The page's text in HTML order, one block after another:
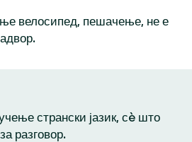
велосипед, пешачење, не е
странски јазик, сè што
разговор.